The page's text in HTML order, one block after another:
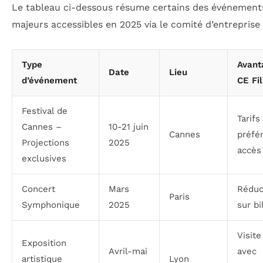
Le tableau ci-dessous résume certains des
majeurs accessibles en 2025 via le comité d’entreprise
Type
d’événement
Date Lieu
CE
Festival de
Cannes –
Projections
exclusives
10-21 juin
2025
Cannes
Tarifs
accès
Concert
Symphonique
Mars
2025
Paris
sur
Exposition
artistique
Avril-mai
Lyon
Visite
avec